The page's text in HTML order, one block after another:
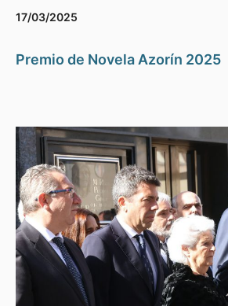
17/03/2025
Premio de Novela Azorín 2025